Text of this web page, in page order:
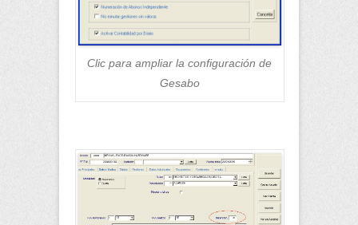
Clic para ampliar la configuración de
Gesabo